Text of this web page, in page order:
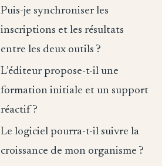
Puis-je synchroniser les
inscriptions et les résultats
entre les deux outils ?
L’éditeur propose-t-il une
formation initiale et un support
réactif ?
Le logiciel pourra-t-il suivre la
croissance de mon organisme ?